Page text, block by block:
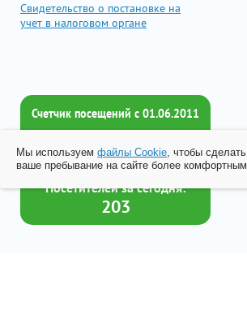
Свидетельство о постановке на
учет в налоговом органе
Счетчик посещений c 01.06.2011
Всего посетителей:
2016650
Посетителей за сегодня:
203
Мы используем файлы Cookie, чтобы сделать
ваше пребывание на сайте более комфортным